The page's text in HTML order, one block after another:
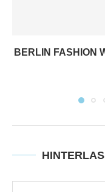
BERLIN FASHION